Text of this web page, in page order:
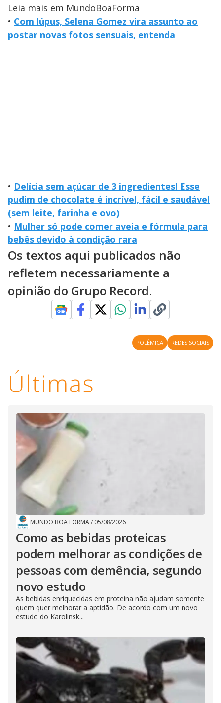
Leia mais em MundoBoaForma
• Com lúpus, Selena Gomez vira assunto ao
postar novas fotos sensuais, entenda
• Delícia sem açúcar de 3 ingredientes! Esse
pudim de chocolate é incrível, fácil e saudável
(sem leite, farinha e ovo)
• Mulher só pode comer aveia e fórmula para
bebês devido à condição rara
Os textos aqui publicados não
refletem necessariamente a
opinião do Grupo Record.
POLÊMICA REDES SOCIAIS
Últimas
MUNDO BOA FORMA/ 05/08/2026
Como as bebidas proteicas
podem melhorar as condições de
pessoas com demência, segundo
novo estudo
As bebidas enriquecidas em proteína não ajudam somente
quem quer melhorar a aptidão. De acordo com um novo
estudo do Karolinsk...